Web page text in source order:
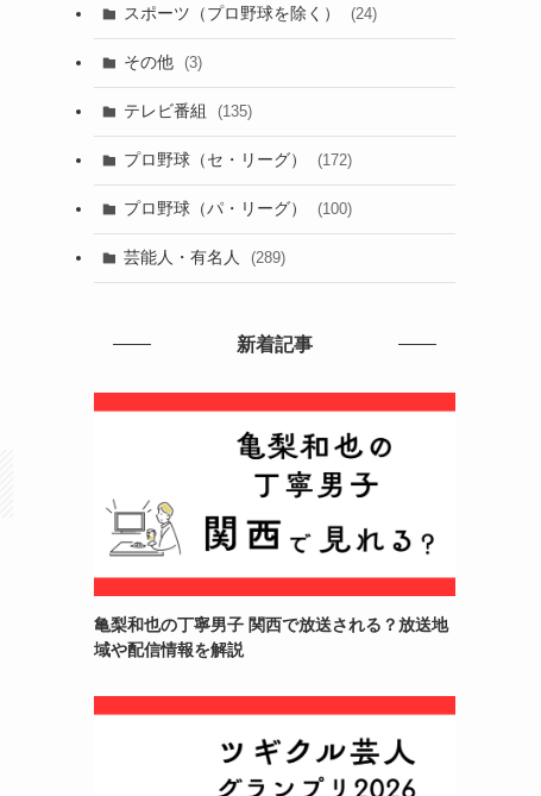
スポーツ（プロ野球を除く） (24)
その他 (3)
テレビ番組 (135)
プロ野球（セ・リーグ） (172)
プロ野球（パ・リーグ） (100)
芸能人・有名人 (289)
新着記事
亀梨和也の丁寧男子 関西で放送される？放送地
域や配信情報を解説